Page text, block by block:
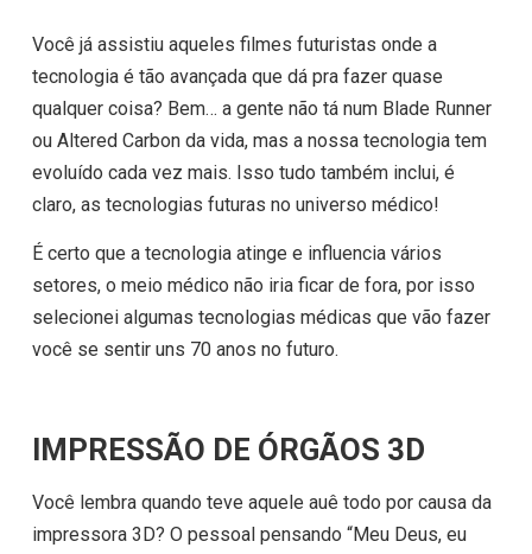
Você já assistiu aqueles filmes futuristas onde a
tecnologia é tão avançada que dá pra fazer quase
qualquer coisa? Bem… a gente não tá num Blade Runner
ou Altered Carbon da vida, mas a nossa tecnologia tem
evoluído cada vez mais. Isso tudo também inclui, é
claro, as tecnologias futuras no universo médico!
É certo que a tecnologia atinge e influencia vários
setores, o meio médico não iria ficar de fora, por isso
selecionei algumas tecnologias médicas que vão fazer
você se sentir uns 70 anos no futuro.
IMPRESSÃO DE ÓRGÃOS 3D
Você lembra quando teve aquele auê todo por causa da
impressora 3D? O pessoal pensando “Meu Deus, eu